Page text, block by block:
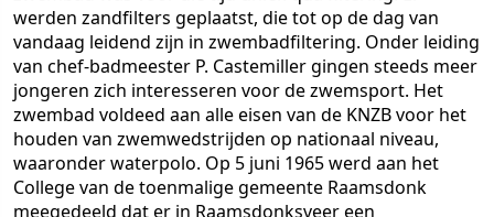
werden zandfilters geplaatst, die tot op de dag van
vandaag leidend zijn in zwembadfiltering. Onder leiding
van chef-badmeester P. Castemiller gingen steeds meer
jongeren zich interesseren voor de zwemsport. Het
zwembad voldeed aan alle eisen van de KNZB voor het
houden van zwemwedstrijden op nationaal niveau,
waaronder waterpolo. Op 5 juni 1965 werd aan het
College van de toenmalige gemeente Raamsdonk
meegedeeld dat er in Raamsdonksveer een